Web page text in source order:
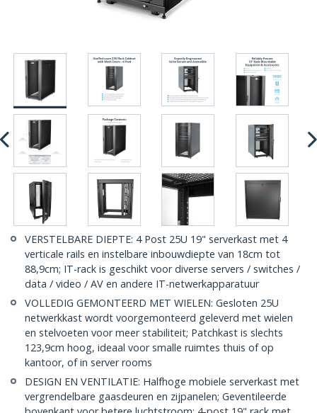
VERSTELBARE DIEPTE: 4 Post 25U 19" serverkast met 4
verticale rails en instelbare inbouwdiepte van 18cm tot
88,9cm; IT-rack is geschikt voor diverse servers / switches /
data / video / AV en andere IT-netwerkapparatuur
VOLLEDIG GEMONTEERD MET WIELEN: Gesloten 25U
netwerkkast wordt voorgemonteerd geleverd met wielen
en stelvoeten voor meer stabiliteit; Patchkast is slechts
123,9cm hoog, ideaal voor smalle ruimtes thuis of op
kantoor, of in server rooms
DESIGN EN VENTILATIE: Halfhoge mobiele serverkast met
vergrendelbare gaasdeuren en zijpanelen; Geventileerde